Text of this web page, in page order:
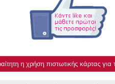
η χρήση πιστωτικής κάρτας